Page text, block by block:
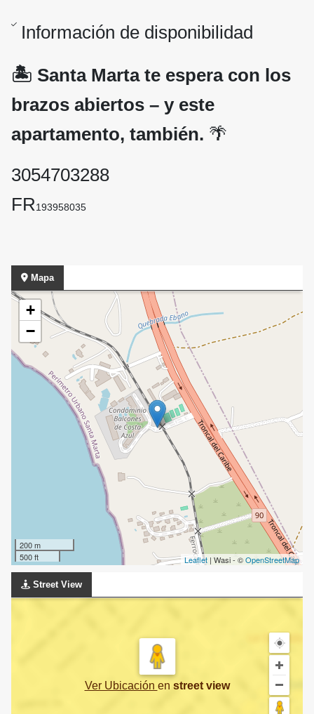
Información de disponibilidad
🏝️ Santa Marta te espera con los
brazos abiertos – y este
apartamento, también. 🌴
3054703288
FR193958035
Mapa
+
−
200 m
500 ft
Leaflet | Wasi - ©OpenStreetMap
Street View
Ver Ubicación en street view